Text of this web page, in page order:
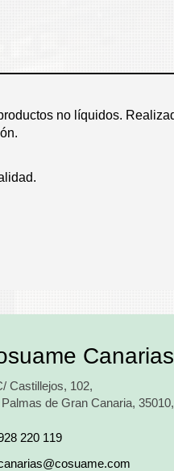
no líquidos.
Canarias
Castillejos, 102,
de Gran Canaria, 35010,
220 119
cosuame.com